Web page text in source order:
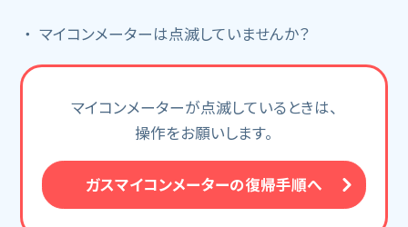
マイコンメーターは点滅していませんか？
マイコンメーターが点滅しているときは、
操作をお願いします。
ガスマイコンメーターの復帰手順へ